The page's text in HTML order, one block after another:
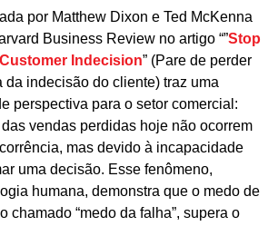
por Matthew Dixon e Ted McKenna
Business Review no artigo “”Stop
Indecision” (Pare de perder
da indecisão do cliente) traz uma
perspectiva para o setor comercial:
vendas perdidas hoje não ocorrem
mas devido à incapacidade
uma decisão. Esse fenômeno,
humana, demonstra que o medo de
chamado “medo da falha”, supera o